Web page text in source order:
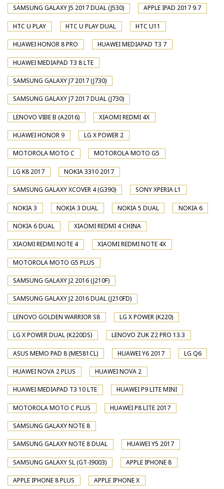
SAMSUNG GALAXY J5 2017 DUAL (J530) APPLE IPAD 2017 9.7
HTC U PLAY HTC U PLAY DUAL HTC U11
HUAWEI HONOR 8 PRO HUAWEI MEDIAPAD T3 7
HUAWEI MEDIAPAD T3 8 LTE
SAMSUNG GALAXY J7 2017 (J730)
SAMSUNG GALAXY J7 2017 DUAL (J730)
LENOVO VIBE B (A2016) XIAOMI REDMI 4X
HUAWEI HONOR 9 LG X POWER 2
MOTOROLA MOTO C MOTOROLA MOTO G5
LG K8 2017 NOKIA 3310 2017
SAMSUNG GALAXY XCOVER 4 (G390) SONY XPERIA L1
NOKIA 3 NOKIA 3 DUAL NOKIA 5 DUAL NOKIA 6
NOKIA 6 DUAL XIAOMI REDMI 4 CHINA
XIAOMI REDMI NOTE 4 XIAOMI REDMI NOTE 4X
MOTOROLA MOTO G5 PLUS
SAMSUNG GALAXY J2 2016 (J210F)
SAMSUNG GALAXY J2 2016 DUAL (J210FD)
LENOVO GOLDEN WARRIOR S8 LG X POWER (K220)
LG X POWER DUAL (K220DS) LENOVO ZUK Z2 PRO 13.3
ASUS MEMO PAD 8 (ME581CL) HUAWEI Y6 2017 LG Q6
HUAWEI NOVA 2 PLUS HUAWEI NOVA 2
HUAWEI MEDIAPAD T3 10 LTE HUAWEI P9 LITE MINI
MOTOROLA MOTO C PLUS HUAWEI P8 LITE 2017
SAMSUNG GALAXY NOTE 8
SAMSUNG GALAXY NOTE 8 DUAL HUAWEI Y5 2017
SAMSUNG GALAXY SL (GT-I9003) APPLE IPHONE 8
APPLE IPHONE 8 PLUS APPLE IPHONE X